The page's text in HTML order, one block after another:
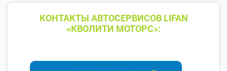
КОНТАКТЫ АВТОСЕРВИСОВ LIFAN
«КВОЛИТИ МОТОРС»: